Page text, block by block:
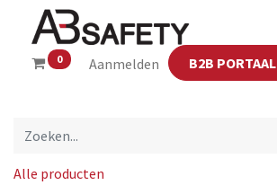
0 Aanmelden B2B PORTAAL
Alle producten